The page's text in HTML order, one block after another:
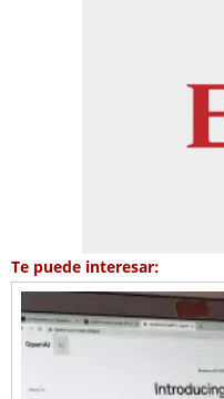
Te puede interesar: